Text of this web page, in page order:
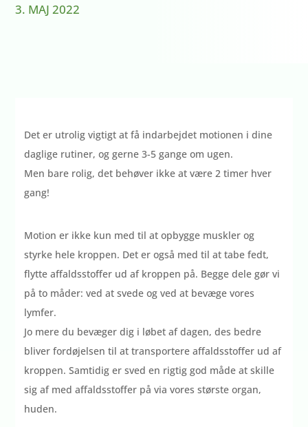
3. MAJ 2022
Det er utrolig vigtigt at få indarbejdet motionen i dine
daglige rutiner, og gerne 3-5 gange om ugen.
Men bare rolig, det behøver ikke at være 2 timer hver
gang!
Motion er ikke kun med til at opbygge muskler og
styrke hele kroppen. Det er også med til at tabe fedt,
flytte affaldsstoffer ud af kroppen på. Begge dele gør vi
på to måder: ved at svede og ved at bevæge vores
lymfer.
Jo mere du bevæger dig i løbet af dagen, des bedre
bliver fordøjelsen til at transportere affaldsstoffer ud af
kroppen. Samtidig er sved en rigtig god måde at skille
sig af med affaldsstoffer på via vores største organ,
huden.